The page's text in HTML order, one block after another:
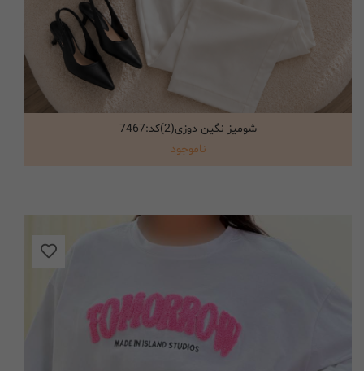
انتخاب گزینه ها
شومیز نگین دوزی(2)کد:7467
ناموجود